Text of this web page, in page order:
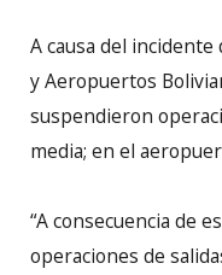
A causa del
y Aeropuertos
suspendieron
media; en el
“A consecuencia de
operaciones de